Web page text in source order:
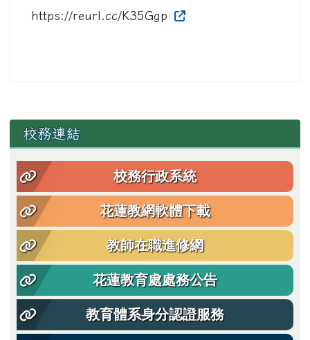
https://reurl.cc/K35Ggp
左邊區域內容
校務連結
校務行政系統
花蓮教網軟體下載
教師在職進修網
花蓮教育處處務公告
教育體系身分認證服務